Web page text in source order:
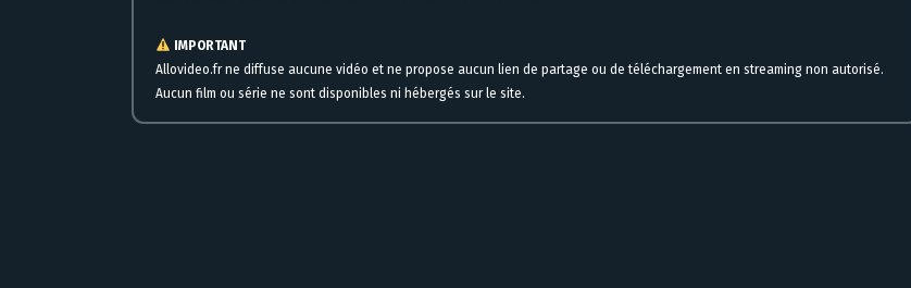
IMPORTANT
Allovideo.fr ne diffuse aucune vidéo et ne propose aucun lien de partage ou de téléchargement en streaming non autorisé.
Aucun film ou série ne sont disponibles ni hébergés sur le site.